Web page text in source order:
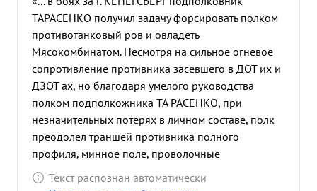
ТАРАСЕНКО получил задачу форсировать полком
противотанковый ров и овладеть
Мясокомбинатом. Несмотря на сильное огневое
сопротивление противника засевшего в ДОТ их и
ДЗОТ ах, но благодаря умелого руководства
полком подполкожника ТА РАСЕНКО, при
незначительных потерях в личном составе, полк
преодолел траншей противника полного
профиля, минное поле, проволочные
заграждения
овладел Мясокомбинатом. Развивая дальнейшее
Текст распознан автоматически